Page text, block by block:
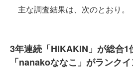
主な調査結果は、次のとおり。
3年連続「HIKAKIN」が総合
「nanakoななこ」がランク